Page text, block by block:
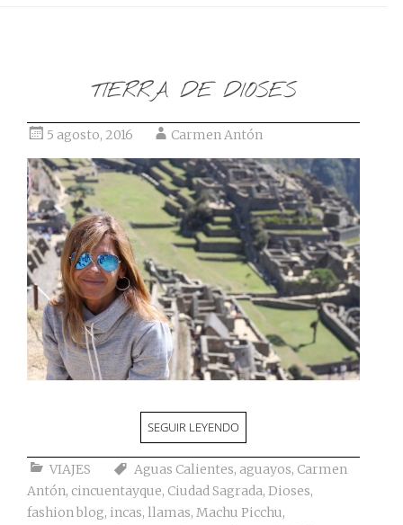
TIERRA DE DIOSES
5 agosto, 2016 Carmen Antón
SEGUIR LEYENDO
VIAJES Aguas Calientes, aguayos, Carmen
Antón, cincuentayque, Ciudad Sagrada, Dioses,
fashion blog, incas, llamas, Machu Picchu,